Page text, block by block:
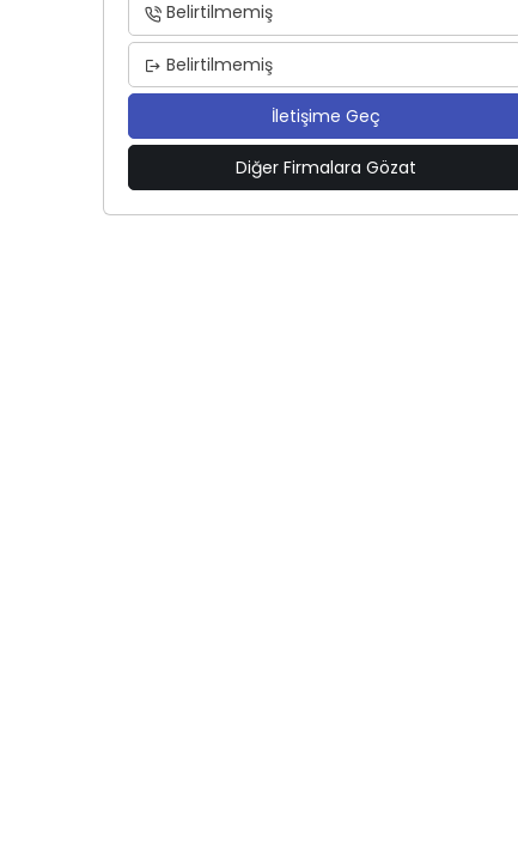
Belirtilmemiş
Belirtilmemiş
İletişime Geç
Diğer Firmalara Gözat